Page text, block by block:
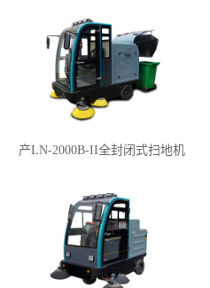
产LN-2000B-II全封闭式扫地机